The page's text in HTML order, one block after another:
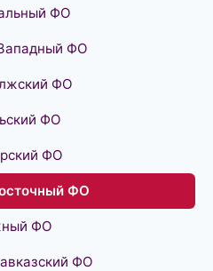
ФО
ФО
ФО
ФО
ФО
ФО
ФО
ФО